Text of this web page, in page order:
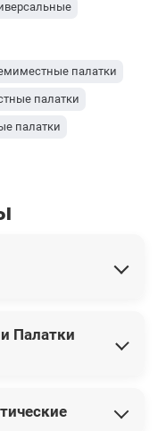
палатки
палатки
палатки
001-grey8 250 грн
001-olive
Палатки
туризма Springos 4 x